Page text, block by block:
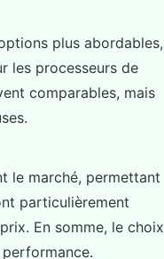
plus abordables,
les processeurs de
comparables, mais
le marché, permettant
particulièrement
En somme, le choix